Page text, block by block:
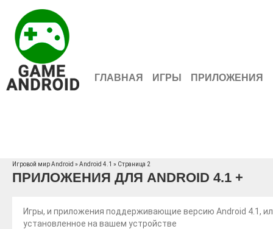
ГЛАВНАЯ ИГРЫ ПРИЛОЖЕНИЯ
Игровой мир Android » Android 4.1 » Страница 2
ПРИЛОЖЕНИЯ ДЛЯ ANDROID 4.1 +
Игры, и приложения поддерживающие версию Android 4.1,
установленное на вашем устройстве